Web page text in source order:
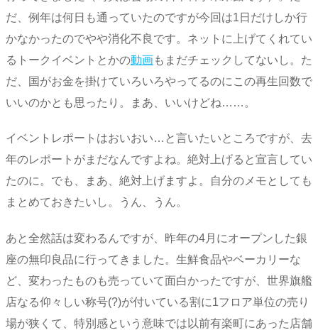
だ、例年は何日も通っていたのですが今回は1日だけしか行
かなかったのでやや消化不良です。ネットに上げてくれてい
るトークイベントとかの動画もまだチェックしてないし。た
だ、国がお金を掛けていろいろやってるのにこの再生回数で
いいのかとも思ったり。まあ、いいけどね……。
イベントレポートはおいおい…と言いたいところですが、去
年のレポートがまだなんですよね。絶対上げると宣言してい
たのに。でも、まあ、絶対上げますよ。自分のメモとしても
まとめておきたいし。うん、うん。
あと全然話は変わるんですが、昨年の4月にオープンした銀
座の無印良品に行ってきました。生鮮食品やベーカリーな
ど、変わったものも売っていて面白かったですが、世界旗艦
店なる仰々しい称号(?)が付いている割に1フロア単位の売り
場が狭くて、特別感という意味では以前有楽町にあった店舗